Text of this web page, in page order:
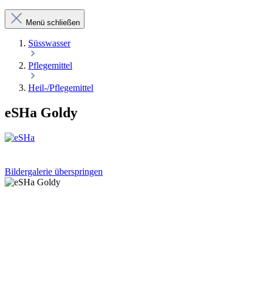
Menü schließen
Süsswasser
Pflegemittel
Heil-/Pflegemittel
eSHa Goldy
Bildergalerie überspringen